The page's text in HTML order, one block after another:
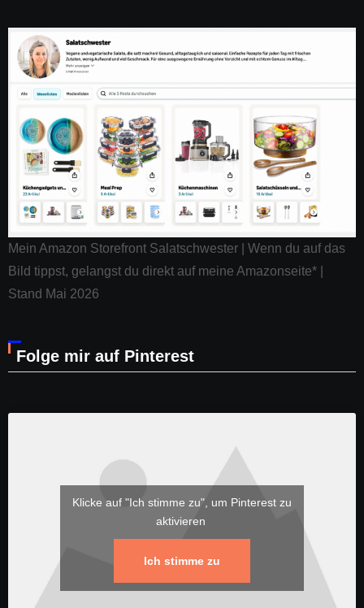
Mein Amazon Storefront Salatschwester | Wenn du auf das
Bild tippst, gelangst du direkt auf meine Amazonseite* |
Stand Mai 2026
Folge mir auf Pinterest
Klicke auf "Ich stimme zu", um Pinterest zu
aktivieren
Ich stimme zu